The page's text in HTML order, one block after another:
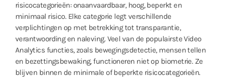
risicocategorieën: onaanvaardbaar, hoog, beperkt en
minimaal risico. Elke categorie legt verschillende
verplichtingen op met betrekking tot transparantie,
verantwoording en naleving. Veel van de populairste Video
Analytics functies, zoals bewegingsdetectie, mensen tellen
en bezettingsbewaking, functioneren niet op biometrie. Ze
blijven binnen de minimale of beperkte risicocategorieën.